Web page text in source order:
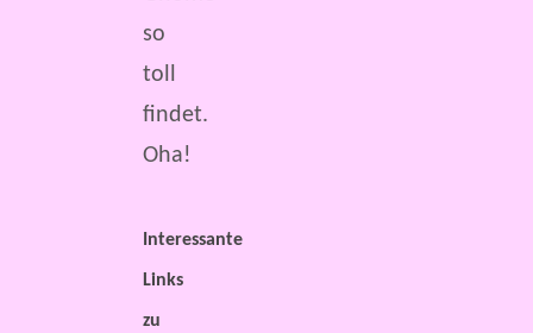
so
toll
findet.
Oha!
Interessante
Links
zu